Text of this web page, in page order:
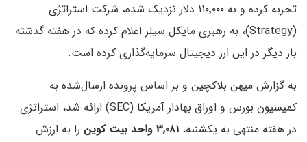
تجربه کرده و به ۱۱۰٬۰۰۰ دلار نزدیک شده، شرکت استراتژی
(Strategy)، به رهبری مایکل سیلر اعلام کرده که در هفته گذشته
بار دیگر در این ارز دیجیتال سرمایه‌گذاری کرده است.
به گزارش میهن بلاکچین و بر اساس پرونده ارسال‌شده به
کمیسیون بورس و اوراق بهادار آمریکا (SEC) ارائه شد، استراتژی
در هفته منتهی به یکشنبه، ۳,۰۸۱ واحد بیت کوین
را به ارزش